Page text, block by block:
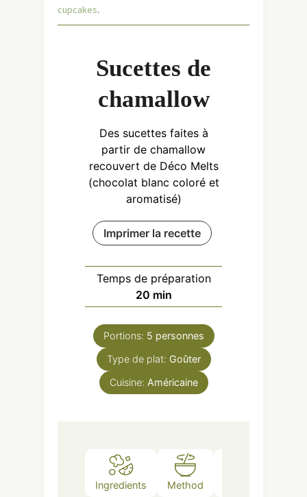
cupcakes.
Sucettes de
chamallow
Des sucettes faites à
partir de chamallow
recouvert de Déco Melts
(chocolat blanc coloré et
aromatisé)
Imprimer la recette
Temps de préparation
20minutes
min
Portions: 5 personnes
Type de plat: Goûter
Cuisine: Américaine
Ingredients Method